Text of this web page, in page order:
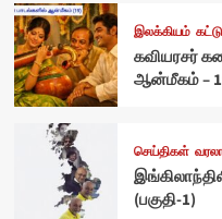
இலக்கியம்
கவியரசர்
ஆன்மீகம் –
செய்திகள்
(பகுதி-1)